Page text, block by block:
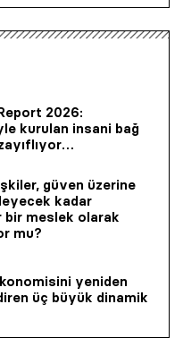
2026:
kurulan insani bağ
güven üzerine
kadar
bir mes­lek olarak
mu?
yeniden
üç büyük dinamik